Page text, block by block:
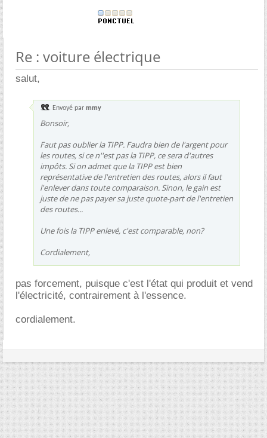
Re : voiture électrique
salut,
Envoyé par mmy
Bonsoir,
Faut pas oublier la TIPP. Faudra bien de l'argent pour
les routes, si ce n''est pas la TIPP, ce sera d'autres
impôts. Si on admet que la TIPP est bien
représentative de l'entretien des routes, alors il faut
l'enlever dans toute comparaison. Sinon, le gain est
juste de ne pas payer sa juste quote-part de l'entretien
des routes...
Une fois la TIPP enlevé, c'est comparable, non?
Cordialement,
pas forcement, puisque c'est l'état qui produit et vend
l'électricité, contrairement à l'essence.
cordialement.